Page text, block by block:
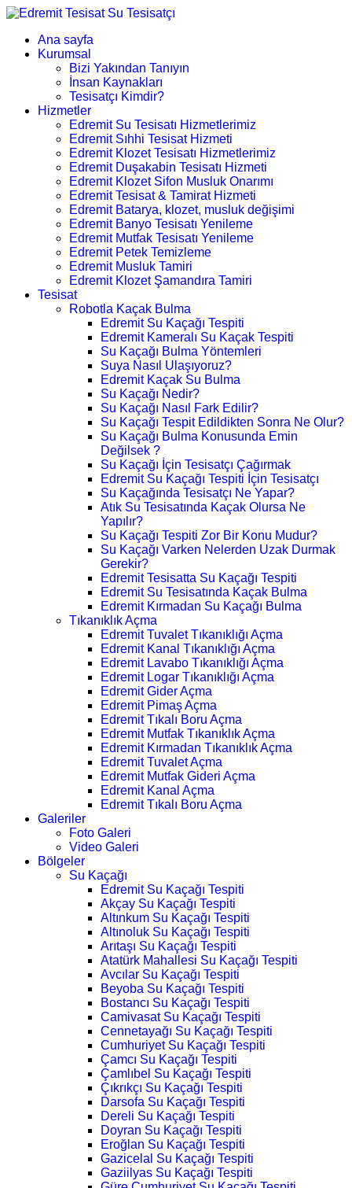
Ana sayfa
Kurumsal
Bizi Yakından Tanıyın
İnsan Kaynakları
Tesisatçı Kimdir?
Hizmetler
Edremit Su Tesisatı Hizmetlerimiz
Edremit Sıhhi Tesisat Hizmeti
Edremit Klozet Tesisatı Hizmetlerimiz
Edremit Duşakabin Tesisatı Hizmeti
Edremit Klozet Sifon Musluk Onarımı
Edremit Tesisat & Tamirat Hizmeti
Edremit Batarya, klozet, musluk değişimi
Edremit Banyo Tesisatı Yenileme
Edremit Mutfak Tesisatı Yenileme
Edremit Petek Temizleme
Edremit Musluk Tamiri
Edremit Klozet Şamandıra Tamiri
Tesisat
Robotla Kaçak Bulma
Edremit Su Kaçağı Tespiti
Edremit Kameralı Su Kaçak Tespiti
Su Kaçağı Bulma Yöntemleri
Suya Nasıl Ulaşıyoruz?
Edremit Kaçak Su Bulma
Su Kaçağı Nedir?
Su Kaçağı Nasıl Fark Edilir?
Su Kaçağı Tespit Edildikten Sonra Ne Olur?
Su Kaçağı Bulma Konusunda Emin
Değilsek ?
Su Kaçağı İçin Tesisatçı Çağırmak
Edremit Su Kaçağı Tespiti İçin Tesisatçı
Su Kaçağında Tesisatçı Ne Yapar?
Atık Su Tesisatında Kaçak Olursa Ne
Yapılır?
Su Kaçağı Tespiti Zor Bir Konu Mudur?
Su Kaçağı Varken Nelerden Uzak Durmak
Gerekir?
Edremit Tesisatta Su Kaçağı Tespiti
Edremit Su Tesisatında Kaçak Bulma
Edremit Kırmadan Su Kaçağı Bulma
Tıkanıklık Açma
Edremit Tuvalet Tıkanıklığı Açma
Edremit Kanal Tıkanıklığı Açma
Edremit Lavabo Tıkanıklığı Açma
Edremit Logar Tıkanıklığı Açma
Edremit Gider Açma
Edremit Pimaş Açma
Edremit Tıkalı Boru Açma
Edremit Mutfak Tıkanıklık Açma
Edremit Kırmadan Tıkanıklık Açma
Edremit Tuvalet Açma
Edremit Mutfak Gideri Açma
Edremit Kanal Açma
Edremit Tıkalı Boru Açma
Galeriler
Foto Galeri
Video Galeri
Bölgeler
Su Kaçağı
Edremit Su Kaçağı Tespiti
Akçay Su Kaçağı Tespiti
Altınkum Su Kaçağı Tespiti
Altınoluk Su Kaçağı Tespiti
Arıtaşı Su Kaçağı Tespiti
Atatürk Mahallesi Su Kaçağı Tespiti
Avcılar Su Kaçağı Tespiti
Beyoba Su Kaçağı Tespiti
Bostancı Su Kaçağı Tespiti
Camivasat Su Kaçağı Tespiti
Cennetayağı Su Kaçağı Tespiti
Cumhuriyet Su Kaçağı Tespiti
Çamcı Su Kaçağı Tespiti
Çamlıbel Su Kaçağı Tespiti
Çıkrıkçı Su Kaçağı Tespiti
Darsofa Su Kaçağı Tespiti
Dereli Su Kaçağı Tespiti
Doyran Su Kaçağı Tespiti
Eroğlan Su Kaçağı Tespiti
Gazicelal Su Kaçağı Tespiti
Gaziilyas Su Kaçağı Tespiti